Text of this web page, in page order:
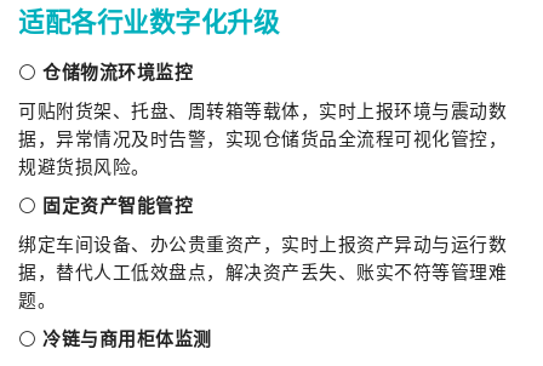
适配各行业数字化升级
⚪ 仓储物流环境监控
可贴附货架、托盘、周转箱等载体，实时上报环境与震动数
据，异常情况及时告警，实现仓储货品全流程可视化管控，
规避货损风险。
⚪ 固定资产智能管控
绑定车间设备、办公贵重资产，实时上报资产异动与运行数
据，替代人工低效盘点，解决资产丢失、账实不符等管理难
题。
⚪ 冷链与商用柜体监测